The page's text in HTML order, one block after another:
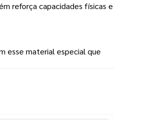
reforça capacidades físicas e
esse material especial que